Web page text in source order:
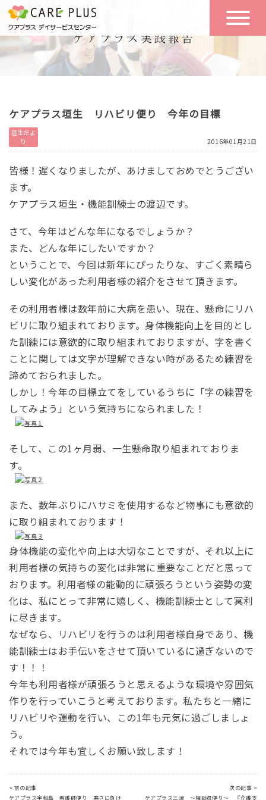
こんな方に
おすすめ
一日の流れ
一日体験
空き状況
リクルート
お問い合わせ
ケアプラス垣生 リハビリ便り 今年の目標
垣生だよ
り
2016年01月21日
皆様！遅くなりましたが、あけましておめでとうござい
ます。
ケアプラス垣生・機能訓練士の渡辺です。
さて、今年はどんな年になるでしょうか？
また、どんな年にしたいですか？
ということで、今回は新年にぴったりな、すごく素晴ら
しい変化があった利用者様の紹介をさせて頂きます。
その利用者様は数年前に大病を患い、現在、懸命にリハ
ビリに取り組まれております。身体機能向上を目的とし
た訓練には意欲的に取り組まれておりますが、字を書く
ことに関しては文字が理解できない時があるため練習を
諦めておられました。
しかし！今年の目標立てをしているうちに「字の練習を
してみよう」という気持ちになられました！
そして、この1ヶ月弱、一生懸命取り組まれておりま
す。
また、数年ぶりにハサミを使用するなど物事にも意欲的
に取り組まれております！
身体機能の変化や向上は大切なことですが、それ以上に
利用者様の気持ちの変化は非常に重要なことだと思って
おります。利用者様の能動的に頑張ろうという姿勢の変
化は、私にとって非常に嬉しく、機能訓練士として冥利
に尽きます。
なぜなら、リハビリを行うのは利用者様自身であり、機
能訓練士はお手伝いをさせて頂いているに過ぎないので
す！！！
今年も利用者様が頑張ろうと思えるような環境や雰囲気
作りを行っていこうと考えております。私たちと一緒に
リハビリや運動を行い、この1年も元気に過ごしましょ
う。
それでは今年も宜しくお願い致します！
< 前の記事
ケアプラス宇和島 看護師便り 寒さに負け
次の記事 >
ケアプラス三津 ～相談員便り～ 『介護支